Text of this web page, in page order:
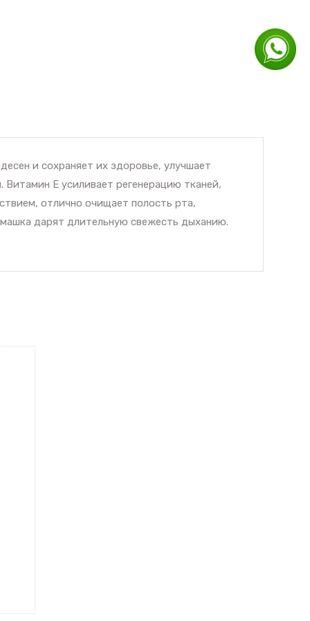
и сохраняет их здоровье, улучшает
Е усиливает регенерацию тканей,
отлично очищает полость рта,
дарят длительную свежесть дыханию.